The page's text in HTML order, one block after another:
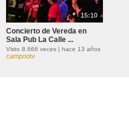
15:10
Concierto de Vereda en
Sala Pub La Calle ...
Visto 8.666 veces | hace 13 años
campootv